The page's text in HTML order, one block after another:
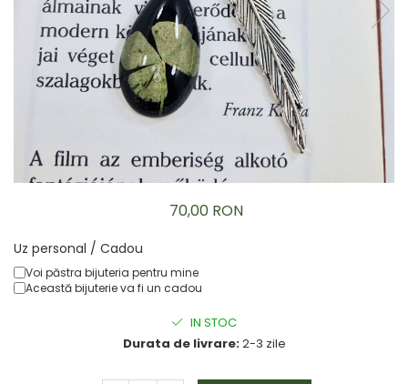
Brățară
Bijuterii copii
Colier / Pandantiv
Colier de prietenie
Broșă
Bijuterii argint
Set bijuterii
Brățară
Bijuterii oțel
70,00 RON
Uz personal / Cadou
Voi păstra bijuteria pentru mine
Această bijuterie va fi un cadou
IN STOC
Durata de livrare:2-3 zile